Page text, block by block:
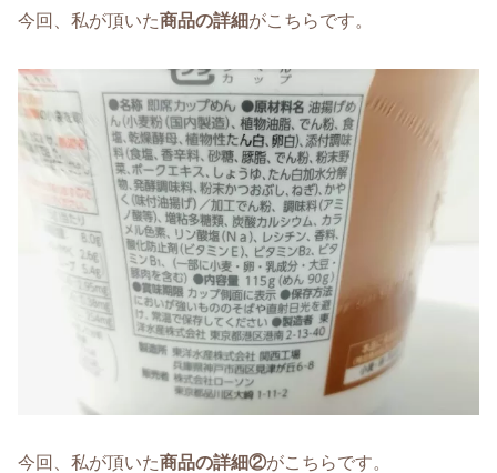
今回、私が頂いた商品の詳細がこちらです。
今回、私が頂いた商品の詳細②がこちらです。